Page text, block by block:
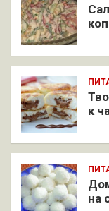
к
на